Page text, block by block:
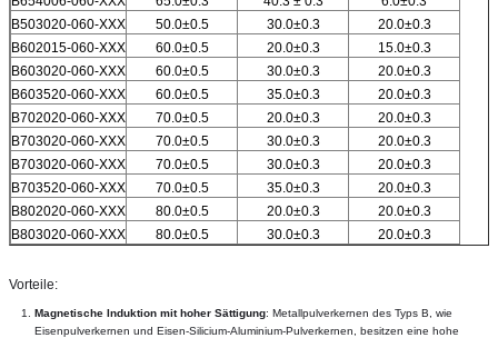
B503020-060-XXX
50.0±0.5 30.0±0.3
20.0±0.3
B602015-060-XXX
60.0±0.5 20.0±0.3
15.0±0.3
B603020-060-XXX
60.0±0.5 30.0±0.3
20.0±0.3
B603520-060-XXX
60.0±0.5 35.0±0.3
20.0±0.3
B702020-060-XXX
70.0±0.5 20.0±0.3
20.0±0.3
B703020-060-XXX
70.0±0.5 30.0±0.3
20.0±0.3
B703020-060-XXX
70.0±0.5 30.0±0.3
20.0±0.3
B703520-060-XXX
70.0±0.5 35.0±0.3
20.0±0.3
B802020-060-XXX
80.0±0.5 20.0±0.3
20.0±0.3
B803020-060-XXX
80.0±0.5 30.0±0.3 20.0±0.3
Vorteile:
Magnetische Induktion mit hoher Sättigung: Metallpulverkernen des Typs B, wie
Eisenpulverkernen und Eisen-Silicium-Aluminium-Pulverkernen, besitzen eine hohe